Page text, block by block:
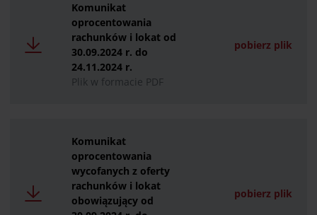
Komunikat
oprocentowania
rachunków i lokat od
30.09.2024 r. do
24.11.2024 r.
Plik w formacie PDF
pobierz plik
Komunikat
oprocentowania
wycofanych z oferty
rachunków i lokat
obowiązujący od
pobierz plik